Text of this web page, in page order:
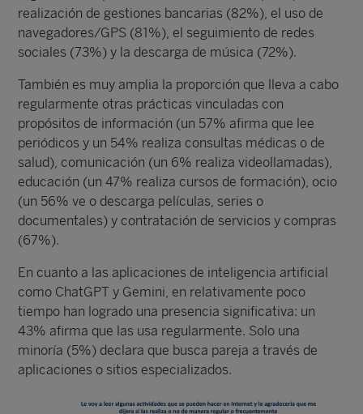
realización de gestiones bancarias (82%), el uso de
navegadores/GPS (81%), el seguimiento de redes
sociales (73%) y la descarga de música (72%).
También es muy amplia la proporción que lleva a cabo
regularmente otras prácticas vinculadas con
propósitos de información (un 57% afirma que lee
periódicos y un 54% realiza consultas médicas o de
salud), comunicación (un 6% realiza videollamadas),
educación (un 47% realiza cursos de formación), ocio
(un 56% ve o descarga películas, series o
documentales) y contratación de servicios y compras
(67%).
En cuanto a las aplicaciones de inteligencia artificial
como ChatGPT y Gemini, en relativamente poco
tiempo han logrado una presencia significativa: un
43% afirma que las usa regularmente. Solo una
minoría (5%) declara que busca pareja a través de
aplicaciones o sitios especializados.